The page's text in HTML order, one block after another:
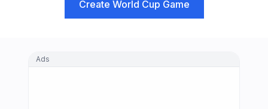
Create World Cup Game
Ads